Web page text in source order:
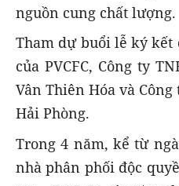
nguồn cung chất lượng.
Tham dự buổi lễ ký kết
của PVCFC, Công ty
Vân Thiên Hóa và
Hải Phòng.
Trong 4 năm, kể từ
nhà phân phối độc